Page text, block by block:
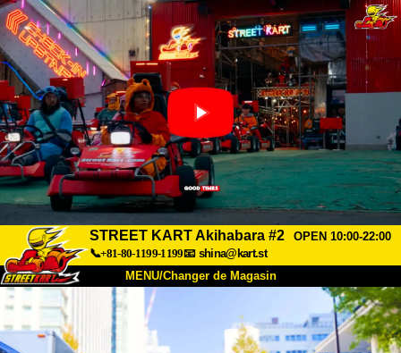
STREET KART Akihabara #2
OPEN 10:00-22:00
📞+81-80-1199-1199📧 shina@kart.st
MENU/Changer de Magasin
À Propos Caractéristiques Tarifs